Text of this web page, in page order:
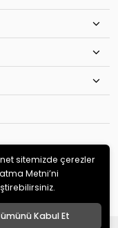
saklıdır.
ile Hazırlanmıştır.
sitemizde çerezler
Metni’ni
Kabul Et